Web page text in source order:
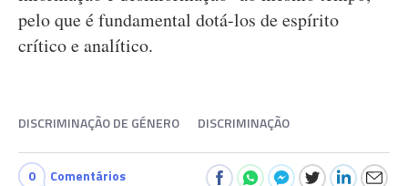
pelo que é fundamental dotá-los de espírito
crítico e analítico.
DISCRIMINAÇÃO DE GÉNERO DISCRIMINAÇÃO
0 Comentários